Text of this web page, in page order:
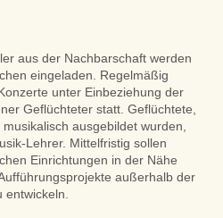
aus der Nachbarschaft werden
eingeladen. Regelmäßig
unter Einbeziehung der
Geflüchteter statt. Geflüchtete,
ausgebildet wurden,
Lehrer. Mittelfristig sollen
Einrichtungen in der Nähe
außerhalb der